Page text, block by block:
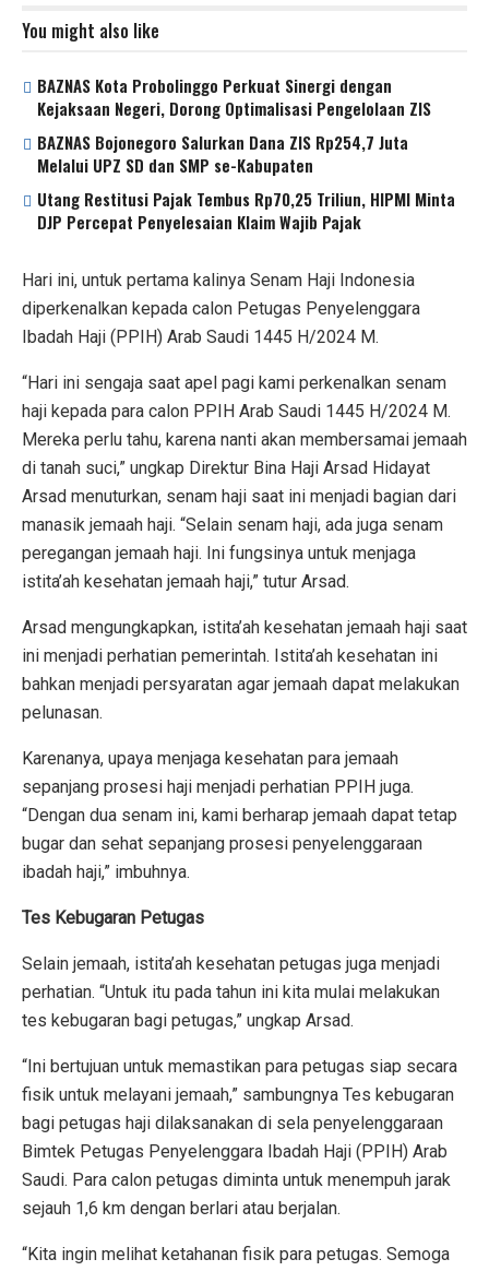
p k
You might also like
BAZNAS Kota Probolinggo Perkuat Sinergi dengan
Kejaksaan Negeri, Dorong Optimalisasi Pengelolaan ZIS
BAZNAS Bojonegoro Salurkan Dana ZIS Rp254,7 Juta
Melalui UPZ SD dan SMP se-Kabupaten
Utang Restitusi Pajak Tembus Rp70,25 Triliun, HIPMI Minta
DJP Percepat Penyelesaian Klaim Wajib Pajak
Hari ini, untuk pertama kalinya Senam Haji Indonesia
diperkenalkan kepada calon Petugas Penyelenggara
Ibadah Haji (PPIH) Arab Saudi 1445 H/2024 M.
“Hari ini sengaja saat apel pagi kami perkenalkan senam
haji kepada para calon PPIH Arab Saudi 1445 H/2024 M.
Mereka perlu tahu, karena nanti akan membersamai jemaah
di tanah suci,” ungkap Direktur Bina Haji Arsad Hidayat
Arsad menuturkan, senam haji saat ini menjadi bagian dari
manasik jemaah haji. “Selain senam haji, ada juga senam
peregangan jemaah haji. Ini fungsinya untuk menjaga
istita’ah kesehatan jemaah haji,” tutur Arsad.
Arsad mengungkapkan, istita’ah kesehatan jemaah haji saat
ini menjadi perhatian pemerintah. Istita’ah kesehatan ini
bahkan menjadi persyaratan agar jemaah dapat melakukan
pelunasan.
Karenanya, upaya menjaga kesehatan para jemaah
sepanjang prosesi haji menjadi perhatian PPIH juga.
“Dengan dua senam ini, kami berharap jemaah dapat tetap
bugar dan sehat sepanjang prosesi penyelenggaraan
ibadah haji,” imbuhnya.
Tes Kebugaran Petugas
Selain jemaah, istita’ah kesehatan petugas juga menjadi
perhatian. “Untuk itu pada tahun ini kita mulai melakukan
tes kebugaran bagi petugas,” ungkap Arsad.
“Ini bertujuan untuk memastikan para petugas siap secara
fisik untuk melayani jemaah,” sambungnya Tes kebugaran
bagi petugas haji dilaksanakan di sela penyelenggaraan
Bimtek Petugas Penyelenggara Ibadah Haji (PPIH) Arab
Saudi. Para calon petugas diminta untuk menempuh jarak
sejauh 1,6 km dengan berlari atau berjalan.
“Kita ingin melihat ketahanan fisik para petugas. Semoga